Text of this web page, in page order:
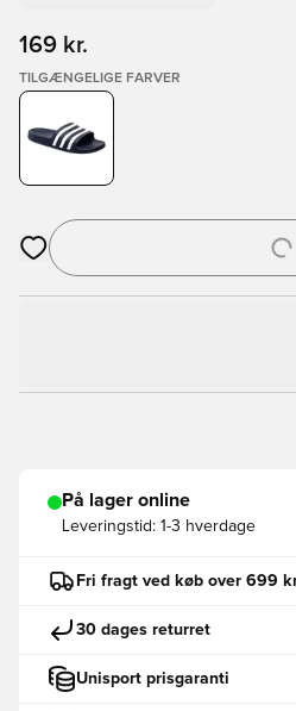
169 kr.
TILGÆNGELIGE FARVER
Åbner en Modal til at logge ind
På lager online
Leveringstid: 1-3 hverdage
Fri fragt ved køb over 699
30 dages returret
Unisport prisgaranti